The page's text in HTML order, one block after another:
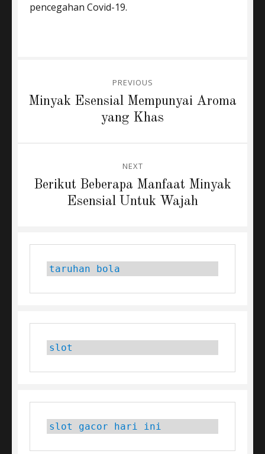
pencegahan Covid-19.
navigation
PREVIOUS
Previous
Minyak Esensial Mempunyai Aroma
yang Khas
NEXT
NextBerikut Beberapa Manfaat Minyak
Esensial Untuk Wajah
taruhan bola
slot
slot gacor hari ini